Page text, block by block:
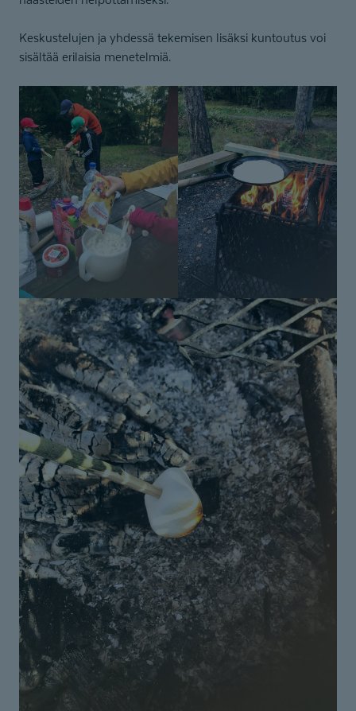
Keskustelujen ja yhdessä tekemisen lisäksi kuntoutus voi
sisältää erilaisia menetelmiä.